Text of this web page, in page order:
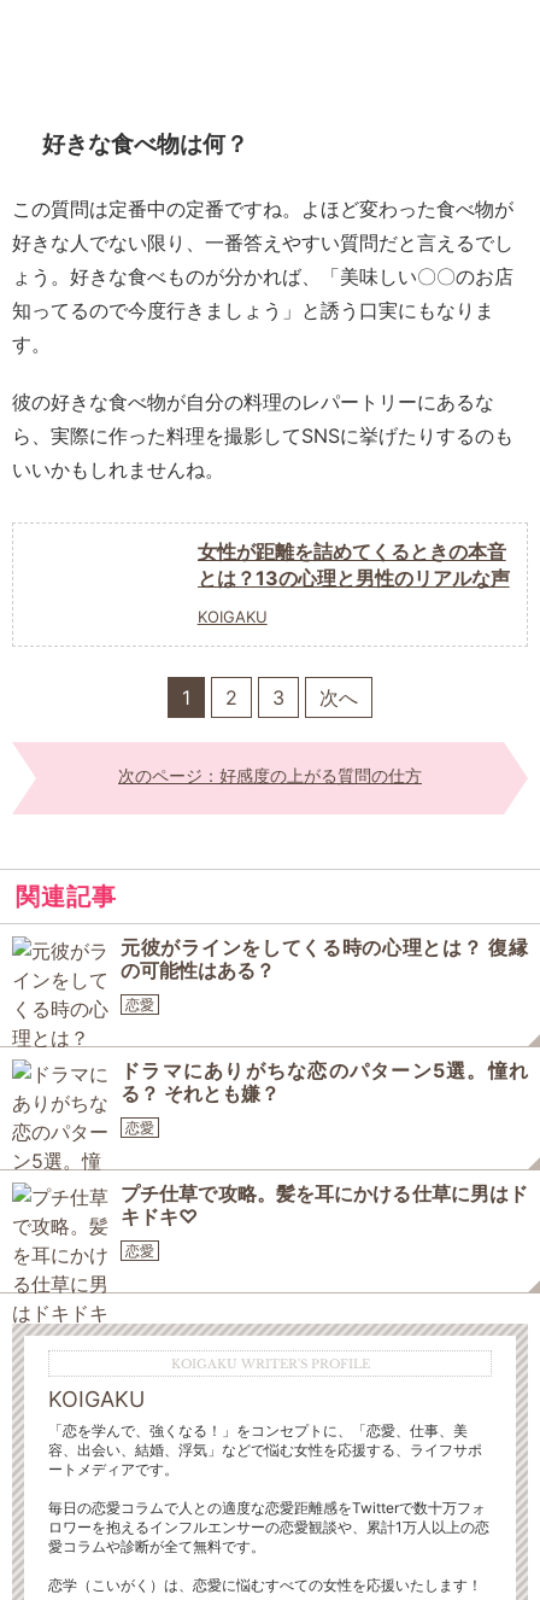
好きな食べ物は何？
この質問は定番中の定番ですね。よほど変わった食べ物が
好きな人でない限り、一番答えやすい質問だと言えるでし
ょう。好きな食べものが分かれば、「美味しい〇〇のお店
知ってるので今度行きましょう」と誘う口実にもなりま
す。
彼の好きな食べ物が自分の料理のレパートリーにあるな
ら、実際に作った料理を撮影してSNSに挙げたりするのも
いいかもしれませんね。
女性が距離を詰めてくるときの本音
とは？13の心理と男性のリアルな声
KOIGAKU
1 2 3 次へ
次のページ：好感度の上がる質問の仕方
関連記事
元彼がラインをしてくる時の心理とは？ 復縁
の可能性はある？
恋愛
ドラマにありがちな恋のパターン5選。憧れ
る？ それとも嫌？
恋愛
プチ仕草で攻略。髪を耳にかける仕草に男はド
キドキ♡
恋愛
KOIGAKU WRITER'S PROFILE
KOIGAKU
「恋を学んで、強くなる！」をコンセプトに、「恋愛、仕事、美
容、出会い、結婚、浮気」などで悩む女性を応援する、ライフサポ
ートメディアです。
毎日の恋愛コラムで人との適度な恋愛距離感をTwitterで数十万フォ
ロワーを抱えるインフルエンサーの恋愛観談や、累計1万人以上の恋
愛コラムや診断が全て無料です。
恋学（こいがく）は、恋愛に悩むすべての女性を応援いたします！